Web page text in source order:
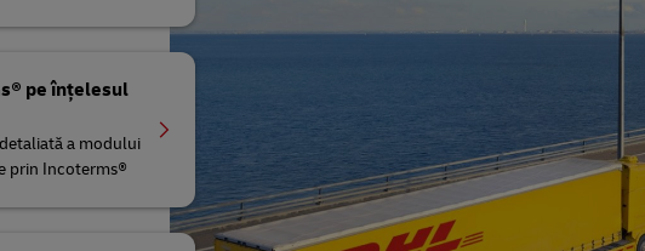
pe înțelesul
a modului
prin Incoterms®